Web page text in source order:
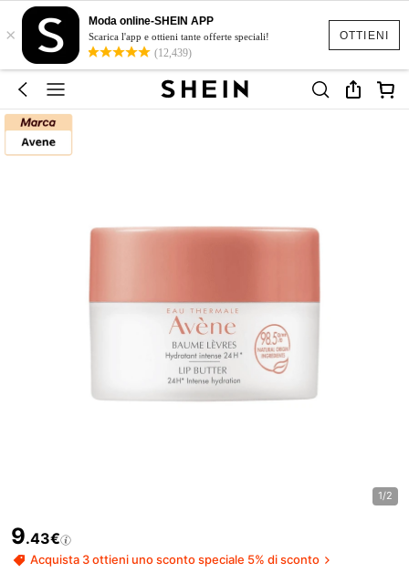
OTTIENI
×
Moda online-SHEIN APP
Scarica l'app e ottieni tante offerte speciali!
(12,439)
1/2
9.43€
Acquista 3 ottieni uno sconto speciale 5% di sconto